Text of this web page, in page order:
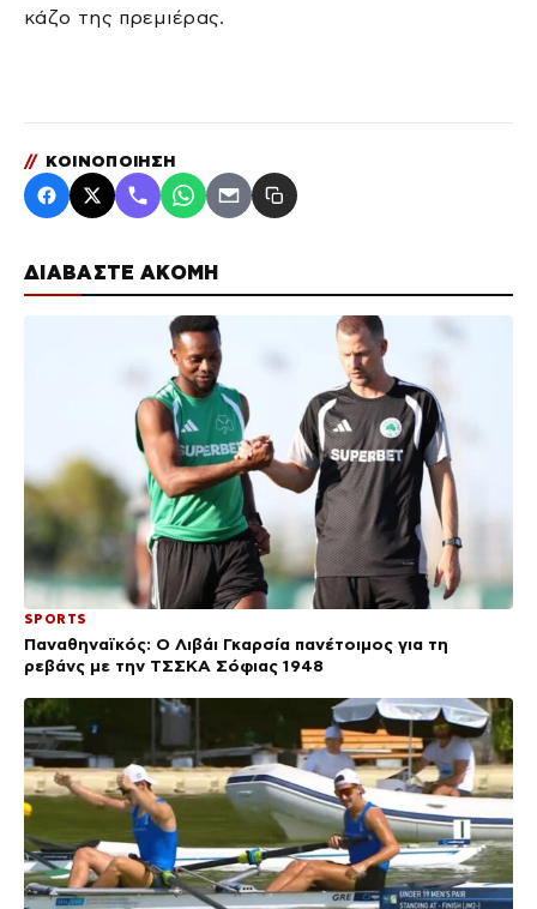
ΔΙΑΒΑΣΤΕ ΑΚΟΜΗ
SPORTS
Παναθηναϊκός: Ο Λιβάι Γκαρσία πανέτοιμος για τη
ρεβάνς με την ΤΣΣΚΑ Σόφιας 1948
κάζο της πρεμιέρας.
// ΚΟΙΝΟΠΟΙΗΣΗ